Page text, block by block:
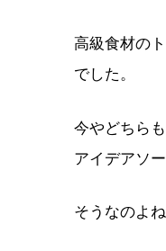
高級食材の
でした。
今やどちら
アイデアソ
そうなのよ